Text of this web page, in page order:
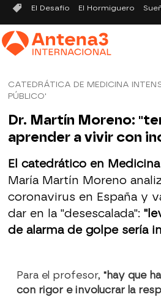
El Desafío El Hormiguero
CATEDRÁTICA DE MEDICINA
PÚBLICO'
Dr. Martín Moreno:
aprender a vivir con
El catedrático en
María Martín Moreno
coronavirus en España y
dar en la "desescalada":
de alarma de golpe sería
Para el profesor,"hay que
con rigor e involucrar la